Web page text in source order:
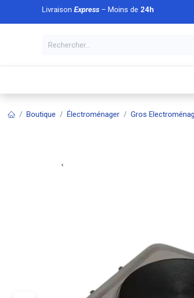
Se rendre au contenu
Livraison Express– Moins de 24h
À DÉCOUVRIR
Boutique Électroménager Gros